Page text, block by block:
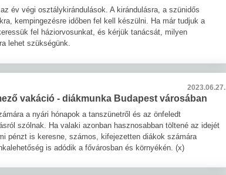
év végi osztálykirándulások. A kirándulásra, a szünidős
kempingezésre időben fel kell készülni. Ha már tudjuk a
fel háziorvosunkat, és kérjük tanácsát, milyen
lehet szükségünk.
2023.06.27.
vakáció - diákmunka Budapest városában
a nyári hónapok a tanszünetről és az önfeledt
szólnak. Ha valaki azonban hasznosabban töltené az idejét
pénzt is keresne, számos, kifejezetten diákok számára
is adódik a fővárosban és környékén. (x)